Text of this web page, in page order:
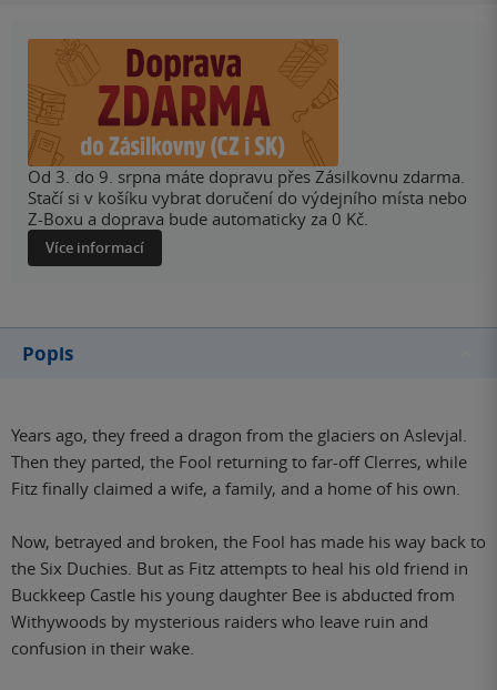
Od 3. do 9. srpna máte dopravu přes Zásilkovnu zdarma.
Stačí si v košíku vybrat doručení do výdejního místa nebo
Z-Boxu a doprava bude automaticky za 0 Kč.
Více informací
Popis
Years ago, they freed a dragon from the glaciers on Aslevjal.
Then they parted, the Fool returning to far-off Clerres, while
Fitz finally claimed a wife, a family, and a home of his own.
Now, betrayed and broken, the Fool has made his way back to
the Six Duchies. But as Fitz attempts to heal his old friend in
Buckkeep Castle his young daughter Bee is abducted from
Withywoods by mysterious raiders who leave ruin and
confusion in their wake.